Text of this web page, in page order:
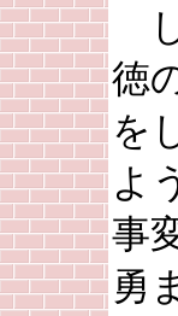
徳
を
よ
事
勇